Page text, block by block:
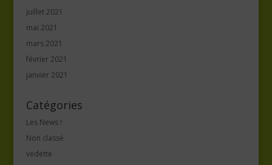
juillet 2021
mai 2021
mars 2021
février 2021
janvier 2021
Catégories
Les News !
Non classé
vedette